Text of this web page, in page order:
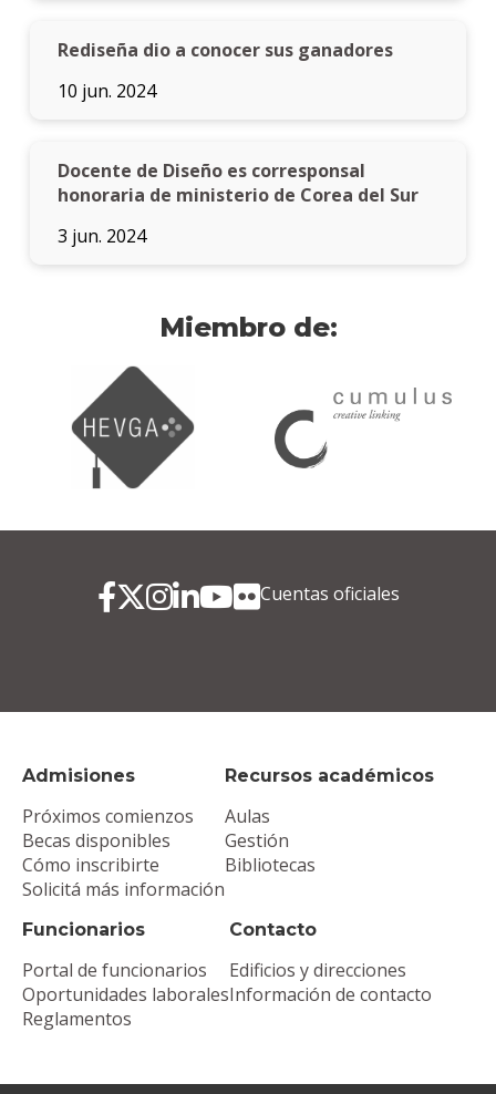
Rediseña dio a conocer sus ganadores
10 jun. 2024
Docente de Diseño es corresponsal
honoraria de ministerio de Corea del Sur
3 jun. 2024
Miembro de:
Admisiones
Próximos comienzos
Becas disponibles
Cómo inscribirte
Solicitá más información
Recursos académicos
Aulas
Gestión
Bibliotecas
Funcionarios
Portal de funcionarios
Oportunidades laborales
Reglamentos
Contacto
Edificios y direcciones
Información de contacto
Cuentas oficiales